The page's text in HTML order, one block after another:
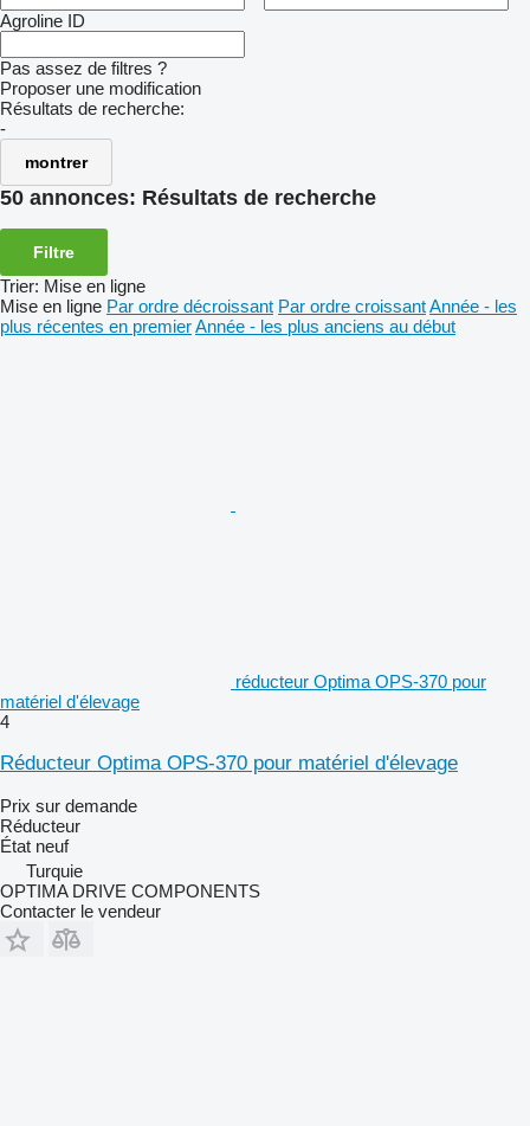
Agroline ID
Pas assez de filtres ?
Proposer une modification
Résultats de recherche:
-
montrer
50 annonces: Résultats de recherche
Filtre
Trier: Mise en ligne
Mise en ligne Par ordre décroissant Par ordre croissantAnnée - les
plus récentes en premierAnnée - les plus anciens au début
réducteur Optima OPS-370 pour
matériel d'élevage
4
Réducteur Optima OPS-370 pour matériel d'élevage
Prix sur demande
Réducteur
État neuf
Turquie
OPTIMA DRIVE COMPONENTS
Contacter le vendeur